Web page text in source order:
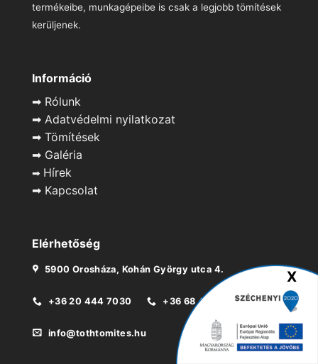
termékeibe, munkagépeibe is csak a legjobb tömítések
kerüljenek.
Információ
➡ Rólunk
➡ Adatvédelmi nyilatkozat
➡ Tömítések
➡ Galéria
➡ Hírek
➡ Kapcsolat
Elérhetőség
5900 Orosháza, Kohán György utca 4.
+36 20 444 7030 +36 68 411 835
info@tothtomites.hu